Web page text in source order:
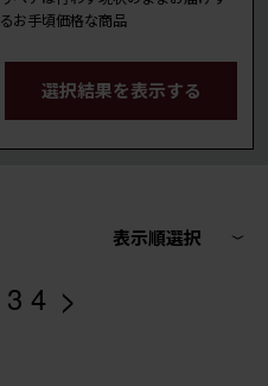
るお手頃価格な商品
選択結果を表示する
表示順選択
3 4 >